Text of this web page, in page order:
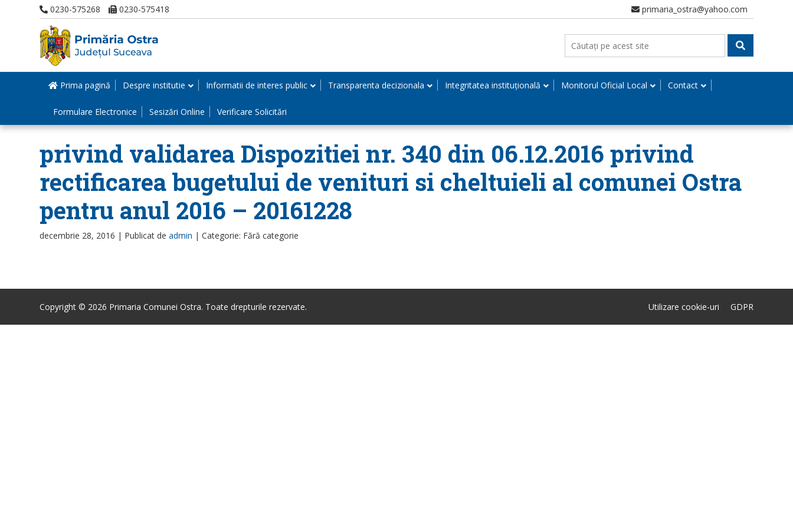
0230-575268 0230-575418 primaria_ostra@yahoo.com
Prima pagină Despre institutie Informatii de interes public Transparenta decizionala Integritatea instituțională Monitorul Oficial Local Contact
Formulare Electronice Sesizări Online Verificare Solicitări
privind validarea Dispozitiei nr. 340 din 06.12.2016 privind
rectificarea bugetului de venituri si cheltuieli al comunei Ostra
pentru anul 2016 – 20161228
decembrie 28, 2016 | Publicat de admin | Categorie: Fără categorie
Copyright © 2026 Primaria Comunei Ostra. Toate drepturile rezervate. Utilizare cookie-uri GDPR